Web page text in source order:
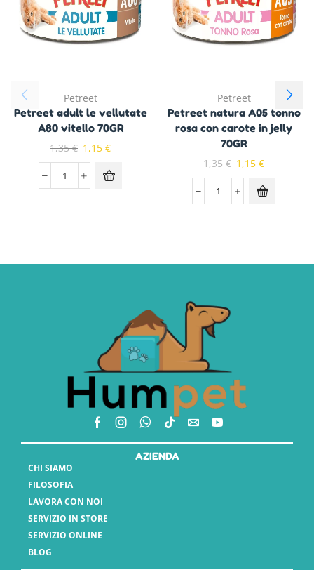
Petreet
Petreet adult le vellutate
A80 vitello 70GR
1,35€ 1,15 €
Petreet
Petreet natura A05 tonno
rosa con carote in jelly
70GR
1,35€ 1,15 €
AZIENDA
CHI SIAMO
FILOSOFIA
LAVORA CON NOI
SERVIZIO IN STORE
SERVIZIO ONLINE
BLOG